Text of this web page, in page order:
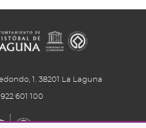
1. 38201 La Laguna
922 601 100